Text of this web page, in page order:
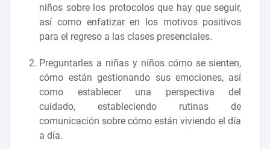
niños sobre los protocolos que hay que seguir,
así como enfatizar en los motivos positivos
para el regreso a las clases presenciales.
Preguntarles a niñas y niños cómo se sienten,
cómo están gestionando sus emociones, así
como establecer una perspectiva del
cuidado, estableciendo rutinas de
comunicación sobre cómo están viviendo el día
a día.